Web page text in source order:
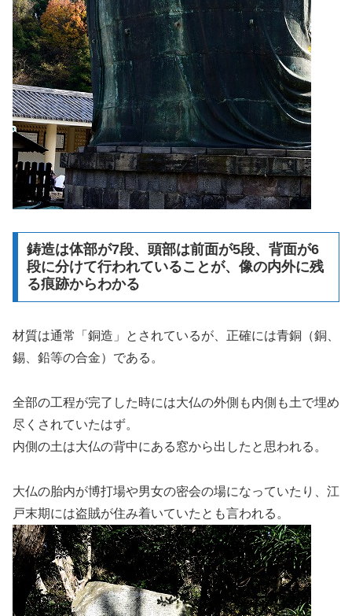
鋳造は体部が7段、頭部は前面が5段、背面が6
段に分けて行われていることが、像の内外に残
る痕跡からわかる
材質は通常「銅造」とされているが、正確には青銅（銅、
錫、鉛等の合金）である。
全部の工程が完了した時には大仏の外側も内側も土で埋め
尽くされていたはず。
内側の土は大仏の背中にある窓から出したと思われる。
大仏の胎内が博打場や男女の密会の場になっていたり、江
戸末期には盗賊が住み着いていたとも言われる。